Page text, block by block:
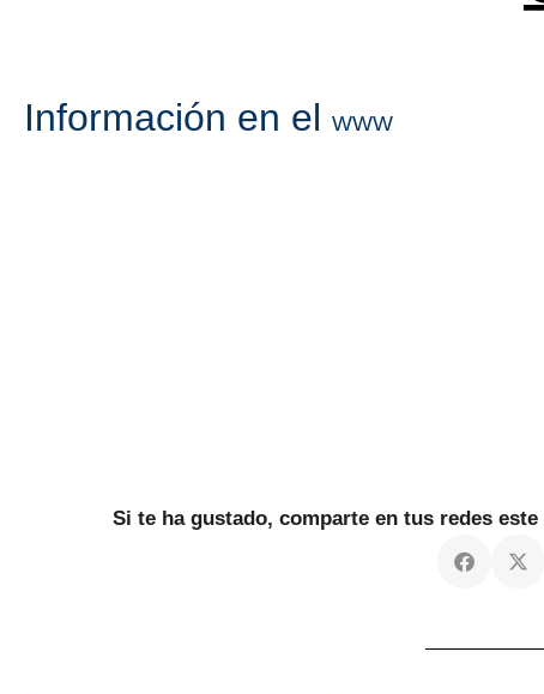
Información en el WWW
Si te ha gustado, comparte en tus redes